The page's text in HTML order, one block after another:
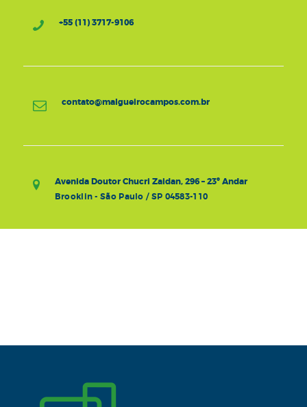
+55 (11) 3717-9106
contato@malgueirocampos.com.br
Avenida Doutor Chucri Zaidan, 296 – 23º Andar
Brooklin - São Paulo / SP 04583-110